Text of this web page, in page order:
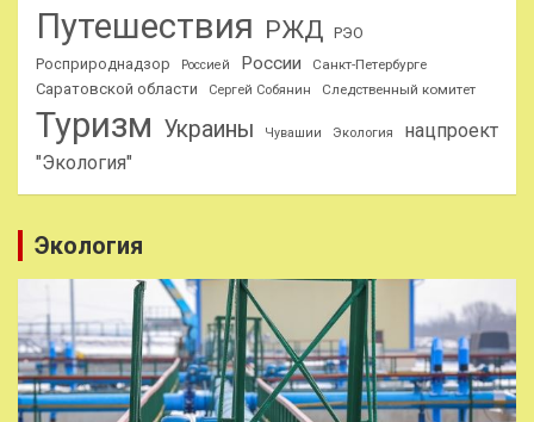
Путешествия РЖД РЭО
Росприроднадзор
Россией России Санкт-Петербурге
Саратовской области Сергей Собянин Следственный комитет
Туризм Украины Чувашии Экология
нацпроект
"Экология"
Экология